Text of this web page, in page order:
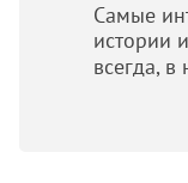
Самые
истории
всегда,